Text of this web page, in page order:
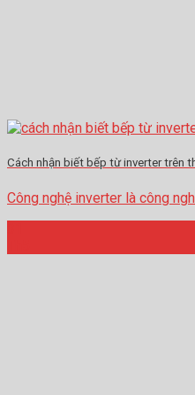
Cách nhận biết bếp từ inverter trên
Công nghệ inverter là công